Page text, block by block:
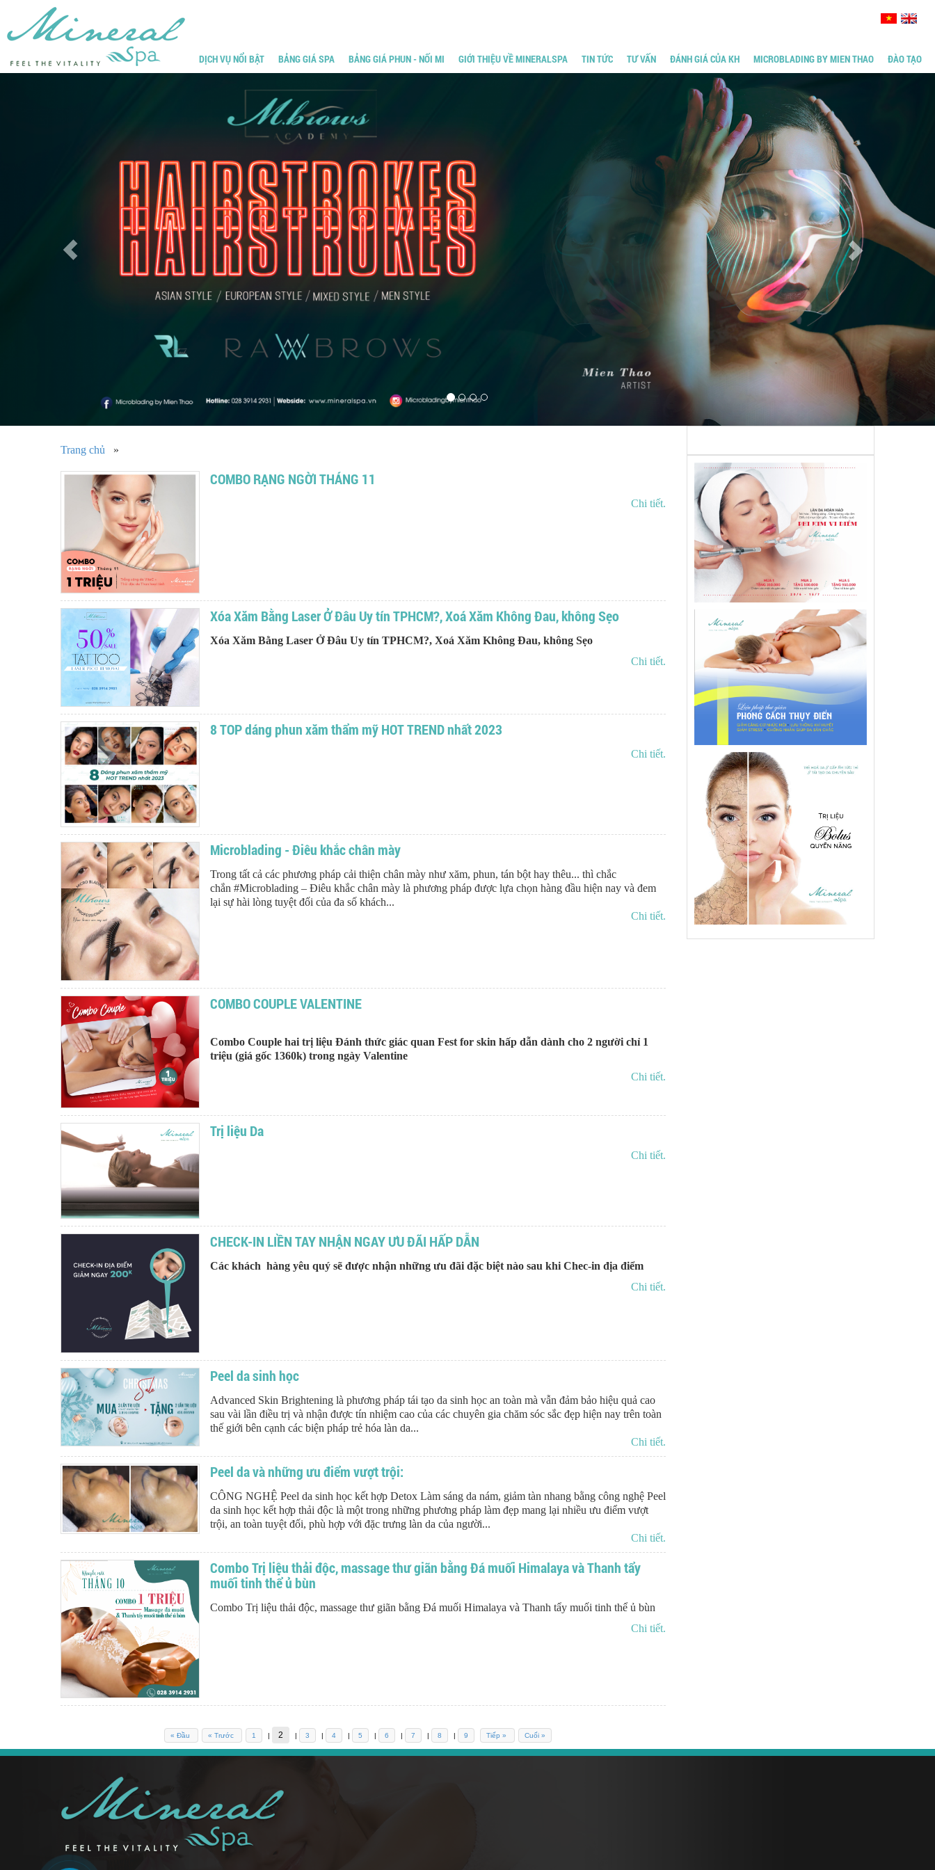
DỊCH VỤ NỔI BẬT BẢNG GIÁ SPA BẢNG GIÁ PHUN - NỐI MI GIỚI THIỆU VỀ MINERALSPA TIN TỨC TƯ VẤN ĐÁNH GIÁ CỦA KH MICROBLADING BY MIEN THAO ĐÀO TẠO
Trang chủ »
COMBO RẠNG NGỜI THÁNG 11
Chi tiết.
Xóa Xăm Bằng Laser Ở Đâu Uy tín TPHCM?, Xoá Xăm Không Đau, không Sẹo
Xóa Xăm Bằng Laser Ở Đâu Uy tín TPHCM?, Xoá Xăm Không Đau, không Sẹo
Chi tiết.
8 TOP dáng phun xăm thẩm mỹ HOT TREND nhất 2023
Chi tiết.
Microblading - Điêu khắc chân mày
Trong tất cả các phương pháp cải thiện chân mày như xăm, phun, tán bột hay thêu... thì chắc
chắn #Microblading – Điêu khắc chân mày là phương pháp được lựa chọn hàng đầu hiện nay và đem
lại sự hài lòng tuyệt đối của đa số khách...
Chi tiết.
COMBO COUPLE VALENTINE
Combo Couple hai trị liệu Đánh thức giác quan Fest for skin hấp dẫn dành cho 2 người chỉ 1
triệu (giá gốc 1360k) trong ngày Valentine
Chi tiết.
Trị liệu Da
Chi tiết.
CHECK-IN LIỀN TAY NHẬN NGAY ƯU ĐÃI HẤP DẪN
Các khách hàng yêu quý sẽ được nhận những ưu đãi đặc biệt nào sau khi Chec-in địa điểm
Chi tiết.
Peel da sinh học
Advanced Skin Brightening là phương pháp tái tạo da sinh học an toàn mà vẫn đảm bảo hiệu quả cao
sau vài lần điều trị và nhận được tín nhiệm cao của các chuyên gia chăm sóc sắc đẹp hiện nay trên toàn
thế giới bên cạnh các biện pháp trẻ hóa làn da...
Chi tiết.
Peel da và những ưu điểm vượt trội:
CÔNG NGHỆ Peel da sinh học kết hợp Detox Làm sáng da nám, giảm tàn nhang bằng công nghệ Peel
da sinh học kết hợp thải độc là một trong những phương pháp làm đẹp mang lại nhiều ưu điểm vượt
trội, an toàn tuyệt đối, phù hợp với đặc trưng làn da của người...
Chi tiết.
Combo Trị liệu thải độc, massage thư giãn bằng Đá muối Himalaya và Thanh tẩy
muối tinh thể ủ bùn
Combo Trị liệu thải độc, massage thư giãn bằng Đá muối Himalaya và Thanh tẩy muối tinh thể ủ bùn
Chi tiết.
« Đầu « Trước 1 2 3 4 5 6 7 8 9 Tiếp » Cuối »